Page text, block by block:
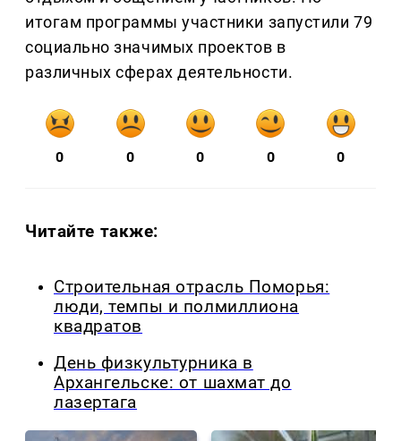
итогам программы участники запустили 79
социально значимых проектов в
различных сферах деятельности.
0 0 0 0 0
Читайте также:
Строительная отрасль Поморья:
люди, темпы и полмиллиона
квадратов
День физкультурника в
Архангельске: от шахмат до
лазертага